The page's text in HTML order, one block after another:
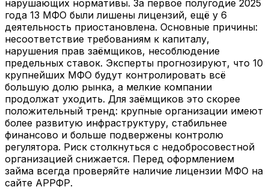
нарушающих нормативы. За первое полугодие 2025
года 13 МФО были лишены лицензий, ещё у 6
деятельность приостановлена. Основные причины:
несоответствие требованиям к капиталу,
нарушения прав заёмщиков, несоблюдение
предельных ставок. Эксперты прогнозируют, что 10
крупнейших МФО будут контролировать всё
большую долю рынка, а мелкие компании
продолжат уходить. Для заёмщиков это скорее
положительный тренд: крупные организации имеют
более развитую инфраструктуру, стабильнее
финансово и больше подвержены контролю
регулятора. Риск столкнуться с недобросовестной
организацией снижается. Перед оформлением
займа всегда проверяйте наличие лицензии МФО на
сайте АРРФР.